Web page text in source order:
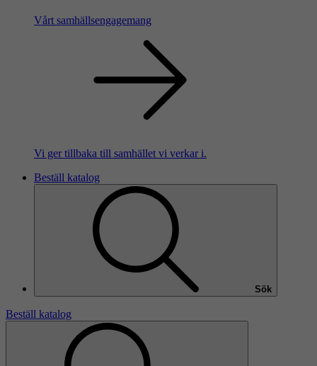
Vårt samhällsengagemang
Vi ger tillbaka till samhället vi verkar i.
Beställ katalog
Sök
Beställ katalog